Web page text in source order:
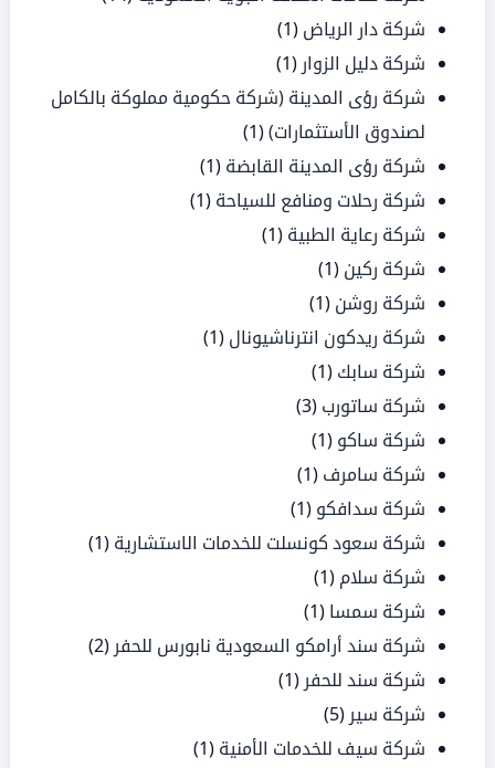
شركة دار الرياض (1)
شركة دليل الزوار (1)
شركة رؤى المدينة (شركة حكومية مملوكة بالكامل
لصندوق الأستثمارات)(1)
شركة رؤى المدينة القابضة (1)
شركة رحلات ومنافع للسياحة (1)
شركة رعاية الطبية (1)
شركة ركين (1)
شركة روشن (1)
شركة ريدكون انترناشيونال (1)
شركة سابك (1)
شركة ساتورب (3)
شركة ساكو (1)
شركة سامرف (1)
شركة سدافكو (1)
شركة سعود كونسلت للخدمات الاستشارية (1)
شركة سلام (1)
شركة سمسا (1)
شركة سند أرامكو السعودية نابورس للحفر (2)
شركة سند للحفر (1)
شركة سير (5)
شركة سيف للخدمات الأمنية (1)